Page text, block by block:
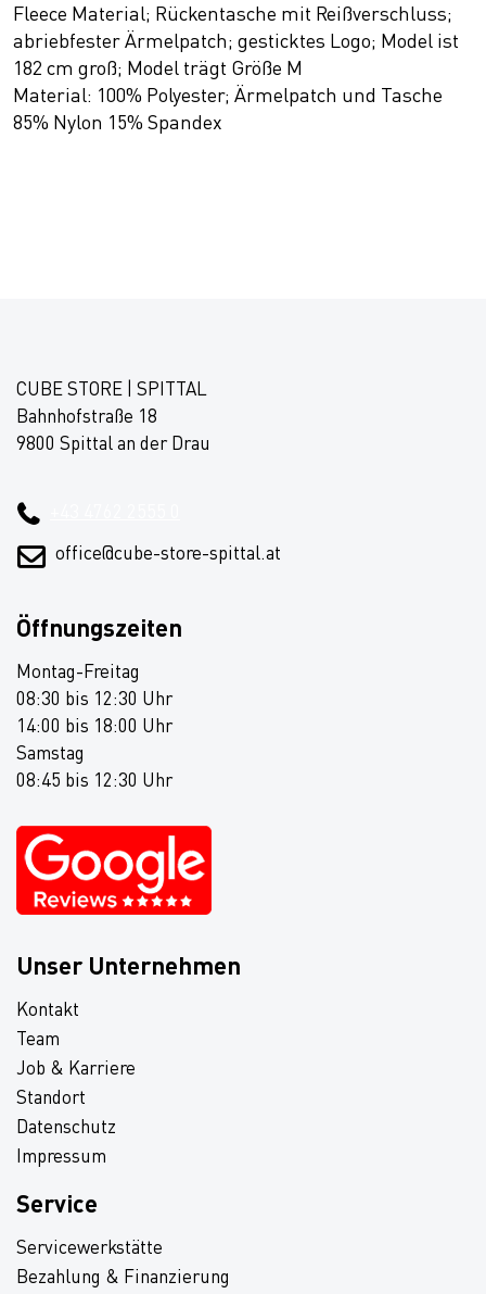
Fleece Material; Rückentasche mit Reißverschluss;
abriebfester Ärmelpatch; gesticktes Logo; Model ist
182 cm groß; Model trägt Größe M
Material: 100% Polyester; Ärmelpatch und Tasche
85% Nylon 15% Spandex
CUBE STORE | SPITTAL
Bahnhofstraße 18
9800 Spittal an der Drau
office@cube-store-spittal.at
Öffnungszeiten
Montag-Freitag
08:30 bis 12:30 Uhr
14:00 bis 18:00 Uhr
Samstag
08:45 bis 12:30 Uhr
Unser Unternehmen
Kontakt
Team
Job & Karriere
Standort
Datenschutz
Impressum
Service
Servicewerkstätte
Bezahlung & Finanzierung